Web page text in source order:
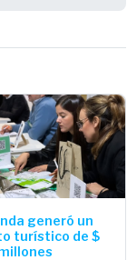
generó un
turístico de $